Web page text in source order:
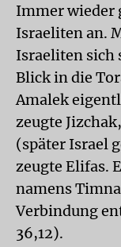
Immer wieder
Israeliten an.
Israeliten sich
Blick in die
Amalek
zeugte
(später Israel
zeugte Elifas.
namens
Verbindung
36,12).